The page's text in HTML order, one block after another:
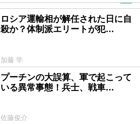
ロシア運輸相が解任された日に自
殺か？体制派エリートが犯…
加藤 学
プーチンの大誤算、軍で起こって
いる異常事態！兵士、戦車…
佐藤俊介